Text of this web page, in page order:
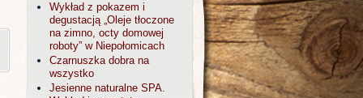
Wykład z pokazem i
degustacją „Oleje tłoczone
na zimno, octy domowej
roboty” w Niepołomicach
Czarnuszka dobra na
wszystko
Jesienne naturalne SPA.